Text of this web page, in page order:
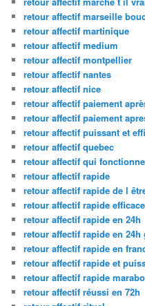
retour affectif marseille
retour affectif martinique
retour affectif medium
retour affectif montpellier
retour affectif nantes
retour affectif nice
retour affectif paiement
retour affectif paiement
retour affectif puissant et
retour affectif quebec
retour affectif qui fonctionne
retour affectif rapide
retour affectif rapide de l
retour affectif rapide
retour affectif rapide en 24h
retour affectif rapide en 24h
retour affectif rapide en
retour affectif rapide et
retour affectif rapide
retour affectif réussi en 72h